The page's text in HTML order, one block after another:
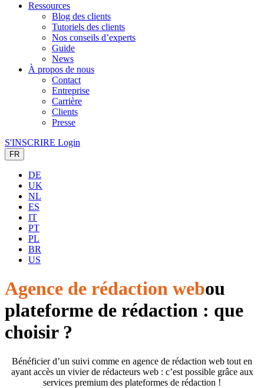
Ressources
Blog des clients
Tutoriels des clients
Nos conseils d’experts
Guide
News
À propos de nous
Contact
Entreprise
Carrière
Clients
Presse
S'INSCRIRE Login
FR
DE
UK
NL
ES
IT
PT
PL
BR
US
Agence de rédaction webou
plateforme de rédaction : que
choisir ?
Bénéficier d’un suivi comme en agence de rédaction web tout en
ayant accès un vivier de rédacteurs web : c’est possible grâce aux
services premium des plateformes de rédaction !